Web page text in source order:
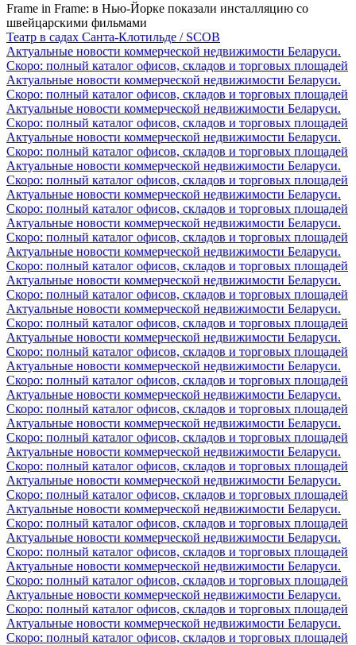
Frame in Frame: в Нью-Йорке показали инсталляцию со
швейцарскими фильмами
Театр в садах Санта-Клотильде / SCOB
Актуальные новости коммерческой недвижимости Беларуси.
Скоро: полный каталог офисов, складов и торговых площадей
Актуальные новости коммерческой недвижимости Беларуси.
Скоро: полный каталог офисов, складов и торговых площадей
Актуальные новости коммерческой недвижимости Беларуси.
Скоро: полный каталог офисов, складов и торговых площадей
Актуальные новости коммерческой недвижимости Беларуси.
Скоро: полный каталог офисов, складов и торговых площадей
Актуальные новости коммерческой недвижимости Беларуси.
Скоро: полный каталог офисов, складов и торговых площадей
Актуальные новости коммерческой недвижимости Беларуси.
Скоро: полный каталог офисов, складов и торговых площадей
Актуальные новости коммерческой недвижимости Беларуси.
Скоро: полный каталог офисов, складов и торговых площадей
Актуальные новости коммерческой недвижимости Беларуси.
Скоро: полный каталог офисов, складов и торговых площадей
Актуальные новости коммерческой недвижимости Беларуси.
Скоро: полный каталог офисов, складов и торговых площадей
Актуальные новости коммерческой недвижимости Беларуси.
Скоро: полный каталог офисов, складов и торговых площадей
Актуальные новости коммерческой недвижимости Беларуси.
Скоро: полный каталог офисов, складов и торговых площадей
Актуальные новости коммерческой недвижимости Беларуси.
Скоро: полный каталог офисов, складов и торговых площадей
Актуальные новости коммерческой недвижимости Беларуси.
Скоро: полный каталог офисов, складов и торговых площадей
Актуальные новости коммерческой недвижимости Беларуси.
Скоро: полный каталог офисов, складов и торговых площадей
Актуальные новости коммерческой недвижимости Беларуси.
Скоро: полный каталог офисов, складов и торговых площадей
Актуальные новости коммерческой недвижимости Беларуси.
Скоро: полный каталог офисов, складов и торговых площадей
Актуальные новости коммерческой недвижимости Беларуси.
Скоро: полный каталог офисов, складов и торговых площадей
Актуальные новости коммерческой недвижимости Беларуси.
Скоро: полный каталог офисов, складов и торговых площадей
Актуальные новости коммерческой недвижимости Беларуси.
Скоро: полный каталог офисов, складов и торговых площадей
Актуальные новости коммерческой недвижимости Беларуси.
Скоро: полный каталог офисов, складов и торговых площадей
Актуальные новости коммерческой недвижимости Беларуси.
Скоро: полный каталог офисов, складов и торговых площадей